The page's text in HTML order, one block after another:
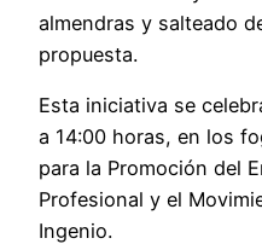
almendras y salteado
propuesta.
Esta iniciativa se
a 14:00 horas, en los
para la Promoción del
Profesional y el
Ingenio.